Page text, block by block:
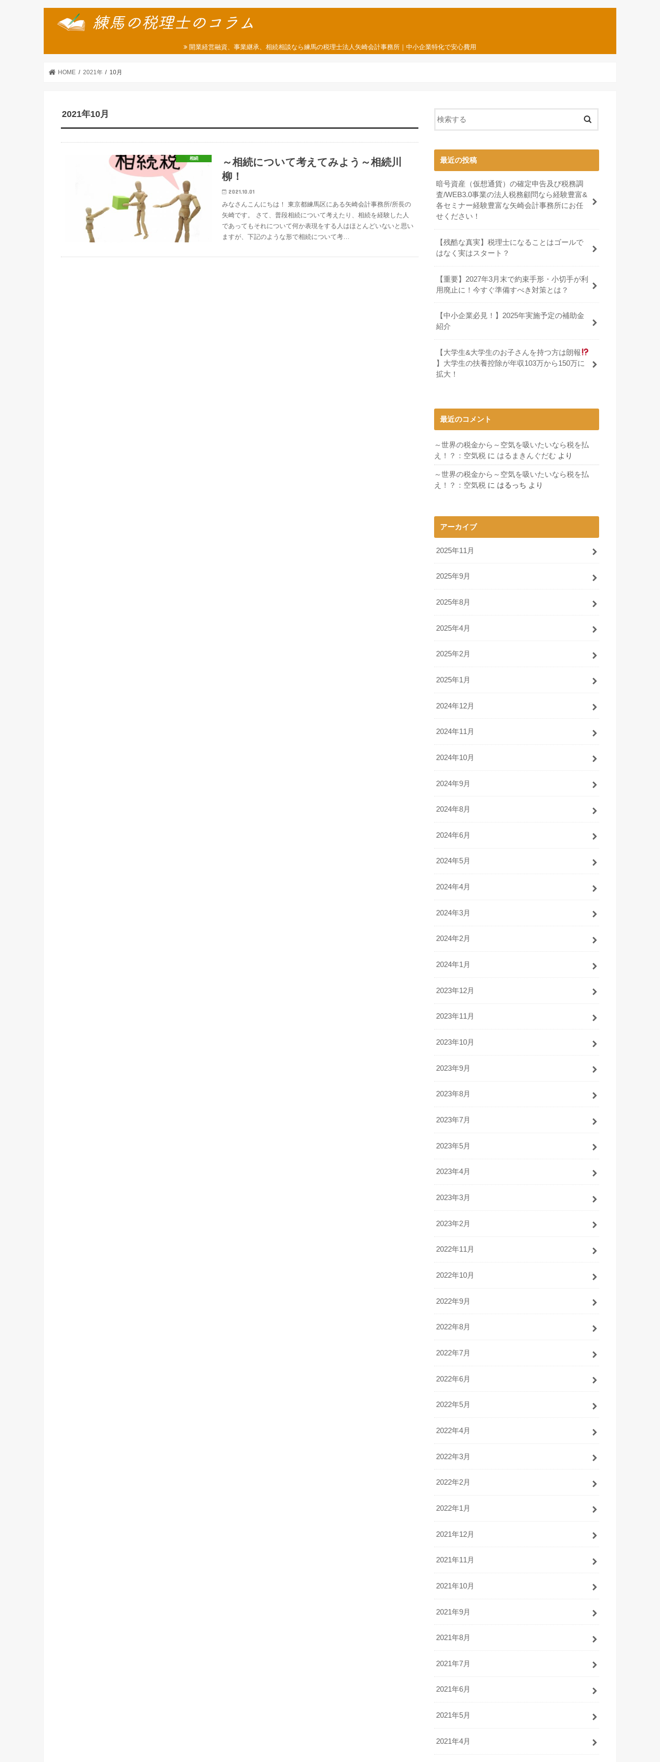
開業経営融資、事業継承、相続相談なら練馬の税理士法人矢崎会計事務所｜中小企業特化で安心費用
HOME 2021年 10月
2021年10月
相続
～相続について考えてみよう～相続川
柳！
2021.10.01
みなさんこんにちは！ 東京都練馬区にある矢崎会計事務所/所長の
矢崎です。 さて、普段相続について考えたり、相続を経験した人
であってもそれについて何か表現をする人はほとんどいないと思い
ますが、下記のような形で相続について考…
最近の投稿
暗号資産（仮想通貨）の確定申告及び税務調
査/WEB3.0事業の法人税務顧問なら経験豊富&
各セミナー経験豊富な矢崎会計事務所にお任
せください！
【残酷な真実】税理士になることはゴールで
はなく実はスタート？
【重要】2027年3月末で約束手形・小切手が利
用廃止に！今すぐ準備すべき対策とは？
【中小企業必見！】2025年実施予定の補助金
紹介
【大学生&大学生のお子さんを持つ方は朗報
】大学生の扶養控除が年収103万から150万に
拡大！
最近のコメント
～世界の税金から～空気を吸いたいなら税を払
え！？：空気税 に はるまきんぐだむ より
～世界の税金から～空気を吸いたいなら税を払
え！？：空気税 に はるっち より
アーカイブ
2025年11月
2025年9月
2025年8月
2025年4月
2025年2月
2025年1月
2024年12月
2024年11月
2024年10月
2024年9月
2024年8月
2024年6月
2024年5月
2024年4月
2024年3月
2024年2月
2024年1月
2023年12月
2023年11月
2023年10月
2023年9月
2023年8月
2023年7月
2023年5月
2023年4月
2023年3月
2023年2月
2022年11月
2022年10月
2022年9月
2022年8月
2022年7月
2022年6月
2022年5月
2022年4月
2022年3月
2022年2月
2022年1月
2021年12月
2021年11月
2021年10月
2021年9月
2021年8月
2021年7月
2021年6月
2021年5月
2021年4月